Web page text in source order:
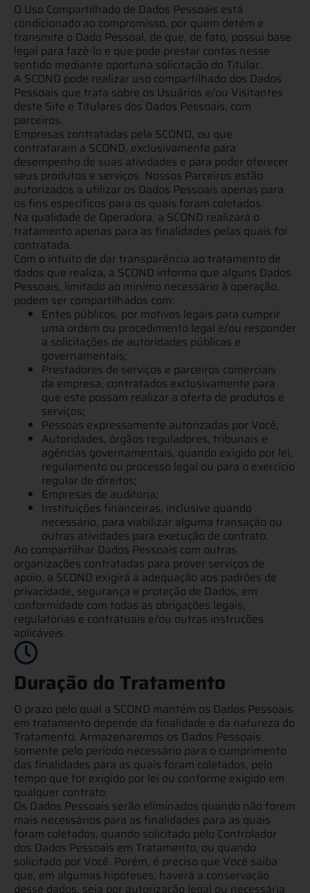
O Uso Compartilhado de Dados Pessoais está
condicionado ao compromisso, por quem detém e
transmite o Dado Pessoal, de que, de fato, possui base
legal para fazê-lo e que pode prestar contas nesse
sentido mediante oportuna solicitação do Titular.
A SCOND pode realizar uso compartilhado dos Dados
Pessoais que trata sobre os Usuários e/ou Visitantes
deste Site e Titulares dos Dados Pessoais, com
parceiros.
Empresas contratadas pela SCOND, ou que
contrataram a SCOND, exclusivamente para
desempenho de suas atividades e para poder oferecer
seus produtos e serviços. Nossos Parceiros estão
autorizados a utilizar os Dados Pessoais apenas para
os fins específicos para os quais foram coletados.
Na qualidade de Operadora, a SCOND realizará o
tratamento apenas para as finalidades pelas quais foi
contratada.
Com o intuito de dar transparência ao tratamento de
dados que realiza, a SCOND informa que alguns Dados
Pessoais, limitado ao mínimo necessário à operação,
podem ser compartilhados com:
Entes públicos, por motivos legais para cumprir
uma ordem ou procedimento legal e/ou responder
a solicitações de autoridades públicas e
governamentais;
Prestadores de serviços e parceiros comerciais
da empresa, contratados exclusivamente para
que este possam realizar a oferta de produtos e
serviços;
Pessoas expressamente autorizadas por Você;
Autoridades, órgãos reguladores, tribunais e
agências governamentais, quando exigido por lei,
regulamento ou processo legal ou para o exercício
regular de direitos;
Empresas de auditoria;
Instituições financeiras, inclusive quando
necessário, para viabilizar alguma transação ou
outras atividades para execução de contrato.
Ao compartilhar Dados Pessoais com outras
organizações contratadas para prover serviços de
apoio, a SCOND exigirá a adequação aos padrões de
privacidade, segurança e proteção de Dados, em
conformidade com todas as obrigações legais,
regulatórias e contratuais e/ou outras instruções
aplicáveis.
Duração do Tratamento
O prazo pelo qual a SCOND mantém os Dados Pessoais
em tratamento depende da finalidade e da natureza do
Tratamento. Armazenaremos os Dados Pessoais
somente pelo período necessário para o cumprimento
das finalidades para as quais foram coletados, pelo
tempo que for exigido por lei ou conforme exigido em
qualquer contrato.
Os Dados Pessoais serão eliminados quando não forem
mais necessários para as finalidades para as quais
foram coletados, quando solicitado pelo Controlador
dos Dados Pessoais em Tratamento, ou quando
solicitado por Você. Porém, é preciso que Você saiba
que, em algumas hipóteses, haverá a conservação
desse dados, seja por autorização legal ou necessária